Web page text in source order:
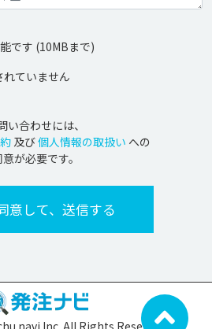
です (10MBまで)
れていません
い合わせには、
及び個人情報の取扱い への
意が必要です。